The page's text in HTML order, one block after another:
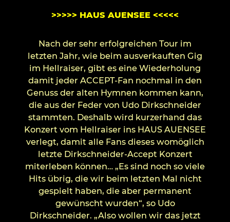
>>>>> HAUS AUENSEE <<<<<
Nach der sehr erfolgreichen Tour im
letzten Jahr, wie beim ausverkauften Gig
im Hellraiser, gibt es eine Wiederholung
damit jeder ACCEPT-Fan nochmal in den
Genuss der alten Hymnen kommen kann,
die aus der Feder von Udo Dirkschneider
stammten. Deshalb wird kurzerhand das
Konzert vom Hellraiser ins HAUS AUENSEE
verlegt, damit alle Fans dieses womöglich
letzte Dirkschneider-Accept Konzert
miterleben können… „Es sind noch so viele
Hits übrig, die wir beim letzten Mal nicht
gespielt haben, die aber permanent
gewünscht wurden“, so Udo
Dirkschneider. „Also wollen wir das jetzt